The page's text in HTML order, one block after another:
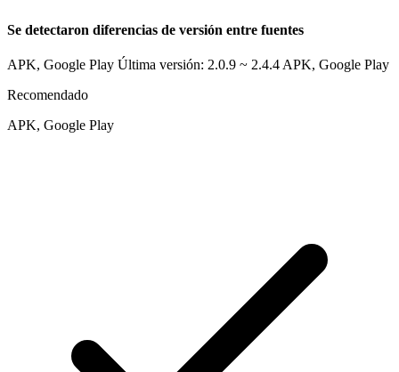
Se detectaron diferencias de versión entre fuentes
APK, Google Play Última versión: 2.0.9 ~ 2.4.4 APK, Google Play
Recomendado
APK, Google Play